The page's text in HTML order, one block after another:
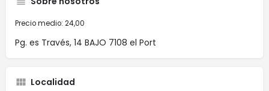
Precio medio: 24,00
Pg. es Través, 14 BAJO 7108 el Port
Localidad